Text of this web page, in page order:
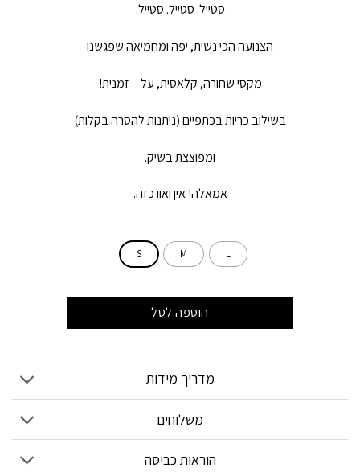
סטייל. סטייל. סטייל.
הצנועה הכי נשית, יפה ומחמיאה שפגשנו
מקסי שחורה, קלאסית, על – זמנית!
בשילוב כריות בכתפיים (ניתנות להסרה בקלות)
ומפוצצת בשיק.
אמאלה! אין ואוו כזה.
L
M
S
הוספה לסל
מדריך מידות
משלוחים
הוראות כביסה